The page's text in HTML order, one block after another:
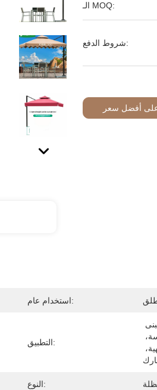
الـ MOQ:
شروط الدفع:
أفضل سعر
استخدام عام:
التطبيق:
النوع: